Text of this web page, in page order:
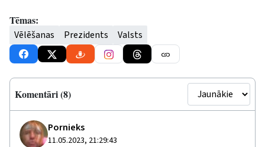
Tēmas:
Vēlēšanas Prezidents Valsts
Komentāri (8)
Pornieks
11.05.2023, 21:29:43